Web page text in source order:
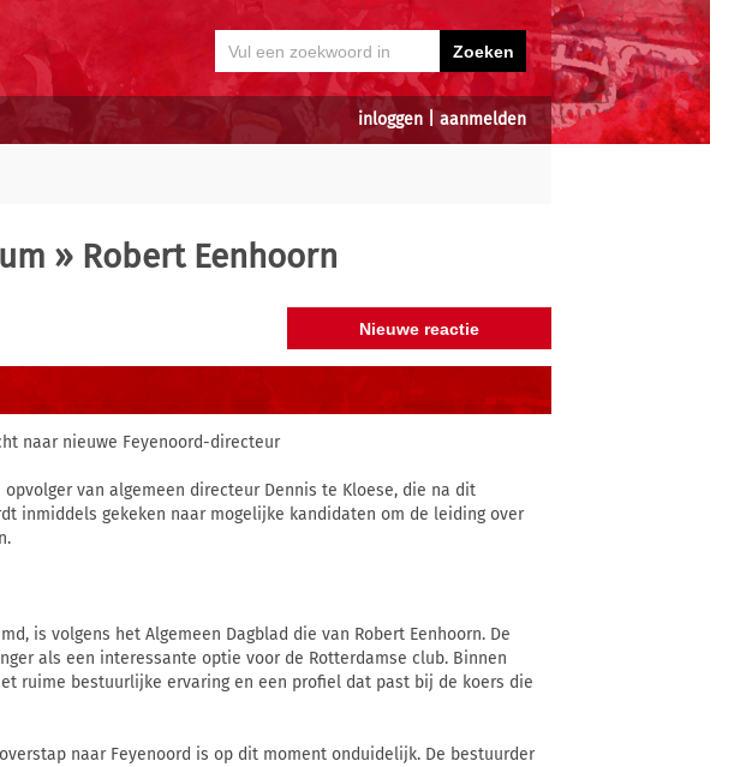
inloggen aanmelden
» Robert Eenhoorn
naar nieuwe Feyenoord-directeur
van algemeen directeur Dennis te Kloese, die na dit
inmiddels gekeken naar mogelijke kandidaten om de leiding over
is volgens het Algemeen Dagblad die van Robert Eenhoorn. De
als een interessante optie voor de Rotterdamse club. Binnen
ruime bestuurlijke ervaring en een profiel dat past bij de koers die
naar Feyenoord is op dit moment onduidelijk. De bestuurder